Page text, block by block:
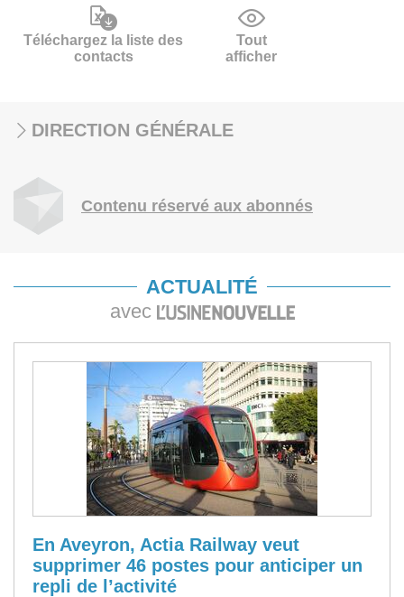
Téléchargez la liste des
contacts
Tout
afficher
DIRECTION GÉNÉRALE
Contenu réservé aux abonnés
ACTUALITÉ
avec
En Aveyron, Actia Railway veut
supprimer 46 postes pour anticiper un
repli de l’activité